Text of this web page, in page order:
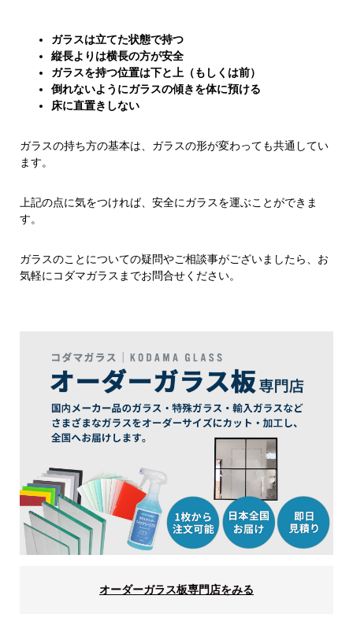
ガラスは立てた状態で持つ
縦長よりは横長の方が安全
ガラスを持つ位置は下と上（もしくは前）
倒れないようにガラスの傾きを体に預ける
床に直置きしない
ガラスの持ち方の基本は、ガラスの形が変わっても共通してい
ます。
上記の点に気をつければ、安全にガラスを運ぶことができま
す。
ガラスのことについての疑問やご相談事がございましたら、お
気軽にコダマガラスまでお問合せください。
オーダーガラス板専門店をみる